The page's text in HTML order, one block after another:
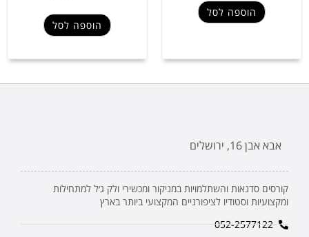
הוספה לסל
הוספה לסל
אבא אבן 16, ירושלים
קורסים סדנאות והשתלמויות במניקור ומכשירי ולק ג׳ל למתחילות
ומקצועיות וסטודיו לציפורניים המקצועי ביותר בארץ
052-2577122